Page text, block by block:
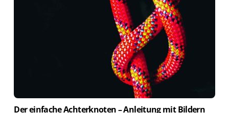
Der einfache Achterknoten – Anleitung mit Bildern